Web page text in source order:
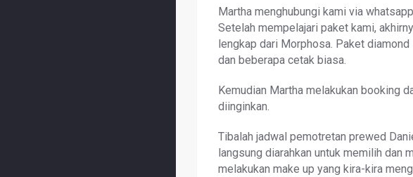
Martha menghubungi kami via
Setelah mempelajari paket kami,
lengkap dari Morphosa. Paket
dan beberapa cetak biasa.
Kemudian Martha melakukan booking
diinginkan.
Tibalah jadwal pemotretan prewed
langsung diarahkan untuk memilih dan
melakukan make up yang kira-kira